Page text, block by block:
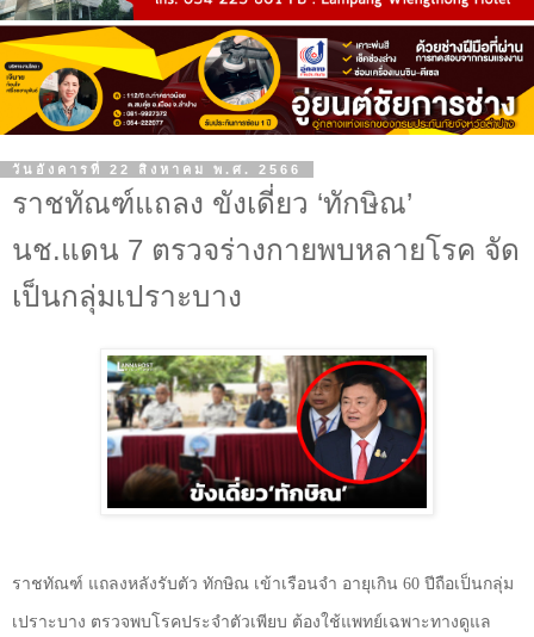
วันอังคารที่ 22 สิงหาคม พ.ศ. 2566
ราชทัณฑ์แถลง ขังเดี่ยว ‘ทักษิณ’
นช.แดน 7 ตรวจร่างกายพบหลายโรค จัด
เป็นกลุ่มเปราะบาง
ราชทัณฑ์ แถลงหลังรับตัว ทักษิณ เข้าเรือนจำ อายุเกิน 60 ปีถือเป็นกลุ่ม
เปราะบาง ตรวจพบโรคประจำตัวเพียบ ต้องใช้แพทย์เฉพาะทางดูแล